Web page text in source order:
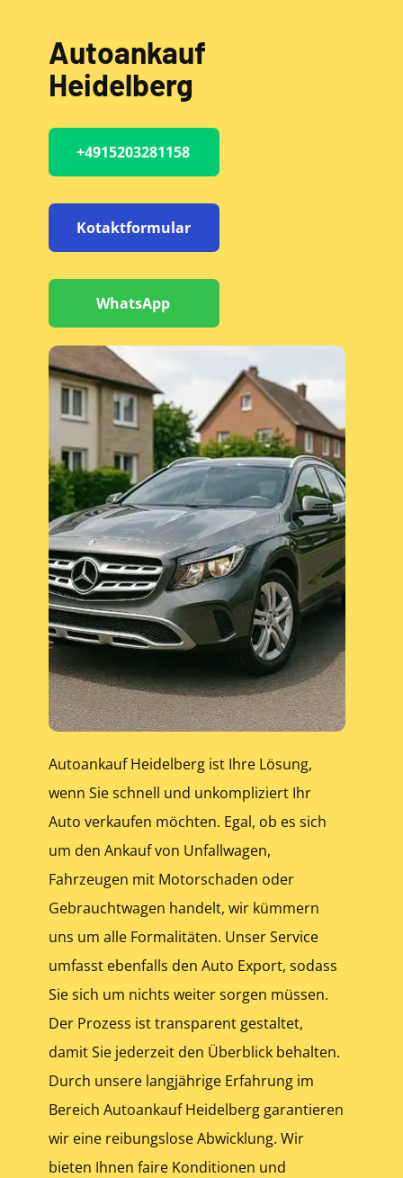
Autoankauf
Heidelberg
+4915203281158
Kotaktformular
WhatsApp
Autoankauf Heidelberg ist Ihre Lösung,
wenn Sie schnell und unkompliziert Ihr
Auto verkaufen möchten. Egal, ob es sich
um den Ankauf von Unfallwagen,
Fahrzeugen mit Motorschaden oder
Gebrauchtwagen handelt, wir kümmern
uns um alle Formalitäten. Unser Service
umfasst ebenfalls den Auto Export, sodass
Sie sich um nichts weiter sorgen müssen.
Der Prozess ist transparent gestaltet,
damit Sie jederzeit den Überblick behalten.
Durch unsere langjährige Erfahrung im
Bereich Autoankauf Heidelberg garantieren
wir eine reibungslose Abwicklung. Wir
bieten Ihnen faire Konditionen und